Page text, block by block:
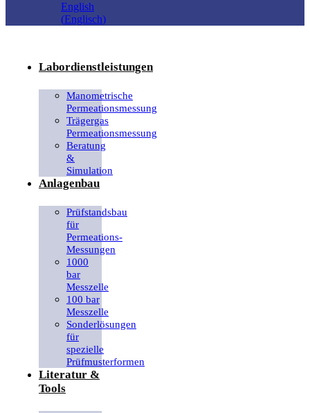
English
(Englisch)
Labordienstleistungen
Manometrische
Permeationsmessung
Trägergas
Permeationsmessung
Beratung
&
Simulation
Anlagenbau
Prüfstandsbau
für
Permeations-
Messungen
1000
bar
Messzelle
100 bar
Messzelle
Sonderlösungen
für
spezielle
Prüfmusterformen
Literatur &
Tools